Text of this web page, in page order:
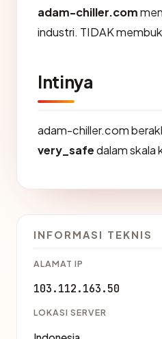
adam-chiller.com
industri. TIDAK
Intinya
adam-chiller.com
very_safedalam skala
INFORMASI TEKNIS
ALAMAT IP
103.112.163.50
LOKASI SERVER